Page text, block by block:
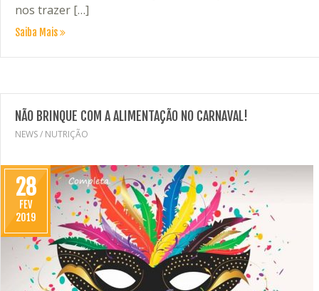
nos trazer […]
Saiba Mais
NÃO BRINQUE COM A ALIMENTAÇÃO NO CARNAVAL!
NEWS/ NUTRIÇÃO
28
FEV
2019